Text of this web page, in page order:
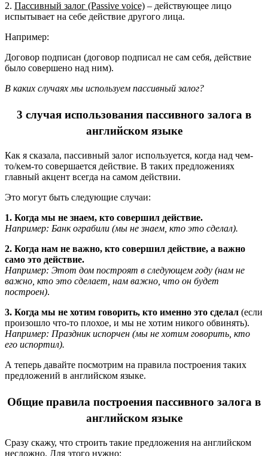
2. Пассивный залог (Passive voice) – действующее лицо
испытывает на себе действие другого лица.
Например:
Договор подписан (договор подписал не сам себя, действие
было совершено над ним).
В каких случаях мы используем пассивный залог?
3 случая использования пассивного залога в
английском языке
Как я сказала, пассивный залог используется, когда над чем-
то/кем-то совершается действие. В таких предложениях
главный акцент всегда на самом действии.
Это могут быть следующие случаи:
1. Когда мы не знаем, кто совершил действие.
Например: Банк ограбили (мы не знаем, кто это сделал).
2. Когда нам не важно, кто совершил действие, а важно
само это действие.
Например: Этот дом построят в следующем году (нам не
важно, кто это сделает, нам важно, что он будет
построен).
3. Когда мы не хотим говорить, кто именно это сделал (если
произошло что-то плохое, и мы не хотим никого обвинять).
Например: Праздник испорчен (мы не хотим говорить, кто
его испортил).
А теперь давайте посмотрим на правила построения таких
предложений в английском языке.
Общие правила построения пассивного залога в
английском языке
Сразу скажу, что строить такие предложения на английском
несложно. Для этого нужно: